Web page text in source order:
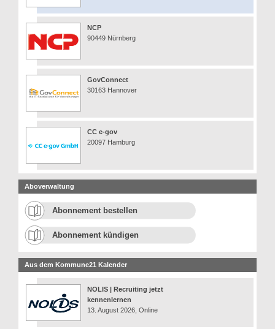
NCP
90449 Nürnberg
GovConnect
30163 Hannover
CC e-gov
20097 Hamburg
Aboverwaltung
Abonnement bestellen
Abonnement kündigen
Aus dem Kommune21 Kalender
NOLIS | Recruiting jetzt
kennenlernen
13. August 2026, Online